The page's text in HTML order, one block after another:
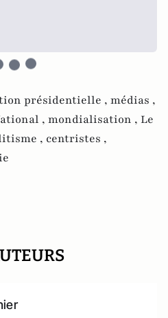
présidentielle , médias ,
, mondialisation , Le
, centristes ,